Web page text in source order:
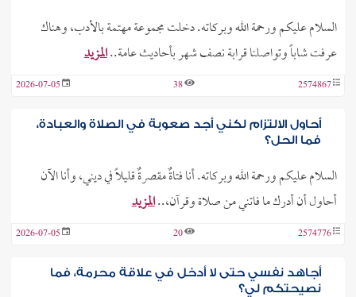
السلام عليكم ورحمة الله وبركاته. دخلت مجموعة مهتمة بالأدب، وهناك
عرفت شاباً وتواصلنا قرابة نصف شهر بأحاديث عامة..المزيد
2574867
38
2026-07-05
أحاول الالتزام لكني أجد صعوبة في الصلاة والعبادة،
فما الحل؟
السلام عليكم ورحمة الله وبركاته. أنا فتاةٌ مقصرةٌ قليلاً في ديني، وأنا الآن
أحاول أن أدرك ما فاتني من صلاة وقرآن،..المزيد
2574776
20
2026-07-05
أجاهد نفسي حتى لا أدخل في علاقة محرمة، فما
نصيحتكم لي؟